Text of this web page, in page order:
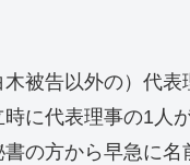
被告以外の）代
に代表理事の1人
の方から早急に名